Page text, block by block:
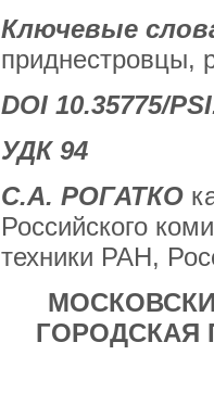
Ключевые
приднестровцы,
DOI 10.35775/
УДК 94
С.А. РОГАТКО
Российского
техники РАН,
ГОРОДСКАЯ